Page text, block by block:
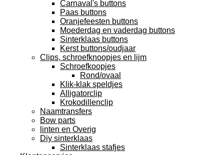
Carnaval's buttons
Paas buttons
Oranjefeesten buttons
Moederdag en vaderdag buttons
Sinterklaas buttons
Kerst buttons/oudjaar
Clips, schroefknoopjes en lijm
Schroefkoopjes
Rond/ovaal
Klik-klak speldjes
Alligatorclip
Krokodillenclip
Naamtransfers
Bow parts
linten en Overig
Diy sinterklaas
Sinterklaas stafjes